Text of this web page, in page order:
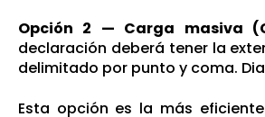
Opción 2 — Carga masiva
declaración deberá tener la
delimitado por punto y coma.
Esta opción es la más